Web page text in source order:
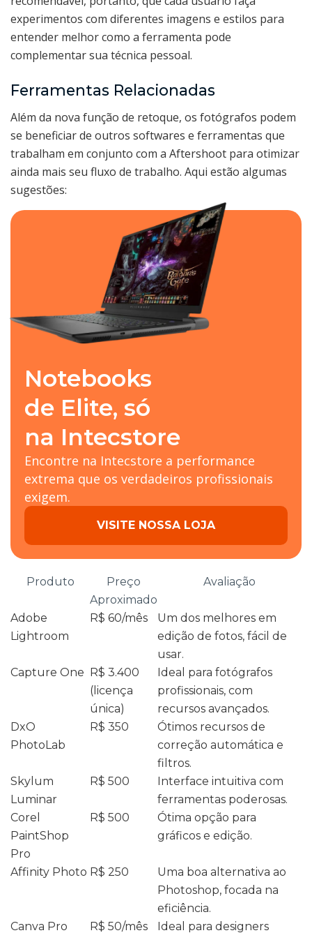
experimentos com diferentes imagens e estilos para
entender melhor como a ferramenta pode
complementar sua técnica pessoal.
Ferramentas Relacionadas
Além da nova função de retoque, os fotógrafos podem
se beneficiar de outros softwares e ferramentas que
trabalham em conjunto com a Aftershoot para otimizar
ainda mais seu fluxo de trabalho. Aqui estão algumas
sugestões:
Notebooks
de Elite, só
na Intecstore
Encontre na Intecstore a performance
extrema que os verdadeiros profissionais
exigem.
VISITE NOSSA LOJA
Produto
Preço
Aproximado
Avaliação
Adobe
Lightroom
R$ 60/mês
Um dos melhores em
edição de fotos, fácil de
usar.
Capture One R$ 3.400
(licença
única)
Ideal para fotógrafos
profissionais, com
recursos avançados.
DxO
PhotoLab
R$ 350
Ótimos recursos de
correção automática e
filtros.
Skylum
Luminar
R$ 500
Interface intuitiva com
ferramentas poderosas.
Corel
PaintShop
Pro
R$ 500
Ótima opção para
gráficos e edição.
Affinity Photo R$ 250
Uma boa alternativa ao
Photoshop, focada na
eficiência.
Canva Pro
R$ 50/mês Ideal para designers